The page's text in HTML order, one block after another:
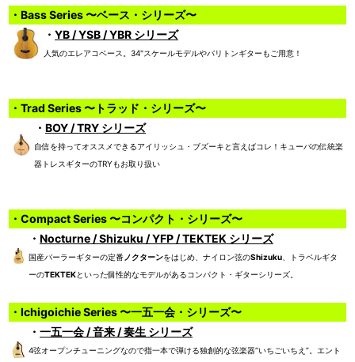
・Bass Series 〜ベース・シリーズ〜
・ YB / YSB / YBR シリーズ
人気のエレアコベース。34"スケールモデルやバリトンギターもご用意！
・Trad Series 〜トラッド・シリーズ〜
・ BOY / TRY シリーズ
自信を持ってオススメできるアイリッシュ・ブズーキと言えばコレ！キューバの伝統楽
器トレスギターのTRYもお取り扱い
・Compact Series 〜コンパクト・シリーズ〜
・ Nocturne / Shizuku / YFP / TEKTEK シリーズ
国産パーラーギターの定番 ノクターンをはじめ、ナイロン弦のShizuku 、トラベルギタ
ーのTEKTEKといった個性的なモデルがあるコンパクト・ギターシリーズ。
・Ichigoichie Series 〜一五一会・シリーズ〜
・ 一五一会 / 音来 / 奏生 シリーズ
4弦オープンチューニングなので指一本で弾ける独創的な弦楽器“いちごいちえ”。エント